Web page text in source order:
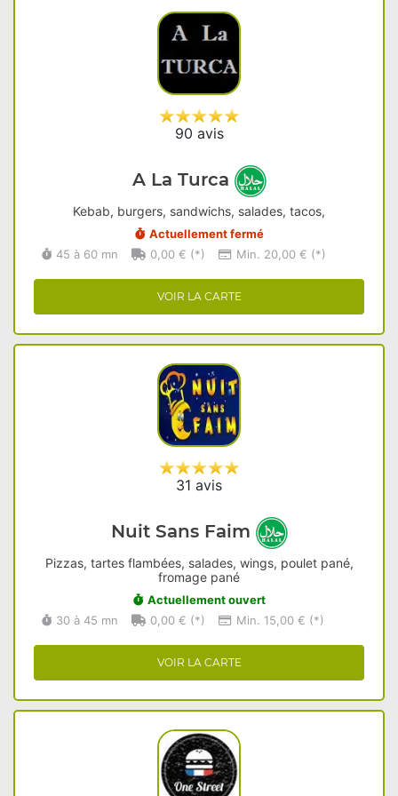
90 avis
A La Turca
Kebab, burgers, sandwichs, salades, tacos,
Actuellement fermé
45 à 60 mn
0,00 € (*) Min. 20,00 € (*)
VOIR LA CARTE
31 avis
Nuit Sans Faim
Pizzas, tartes flambées, salades, wings, poulet pané,
fromage pané
Actuellement ouvert
30 à 45 mn
0,00 € (*) Min. 15,00 € (*)
VOIR LA CARTE